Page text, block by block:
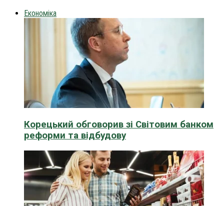
Економіка
Корецький обговорив зі Світовим банком
реформи та відбудову